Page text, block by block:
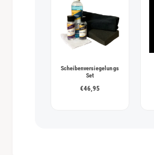
Scheibenversiegelungs
Set
€46,95